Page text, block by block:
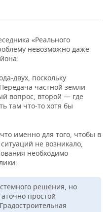
«Реального
невозможно даже
двух, поскольку
частной земли
вопрос, второй — где
там что-то хотя бы
именно для того, чтобы в
не возникало,
необходимо
решения, но
простой